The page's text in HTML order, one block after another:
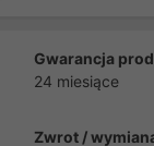
Gwarancja
24 miesiące
Zwrot /